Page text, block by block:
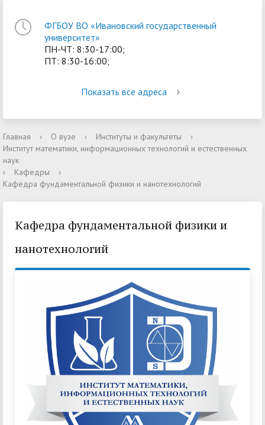
ФГБОУ ВО «Ивановский государственный
университет»
ПН-ЧТ: 8:30-17:00;
ПТ: 8:30-16:00;
Показать все адреса
Главная › О вузе › Институты и факультеты
›
Институт математики, информационных технологий и естественных
наук
›
Кафедры
›
Кафедра фундаментальной физики и нанотехнологий
Кафедра фундаментальной физики и
нанотехнологий